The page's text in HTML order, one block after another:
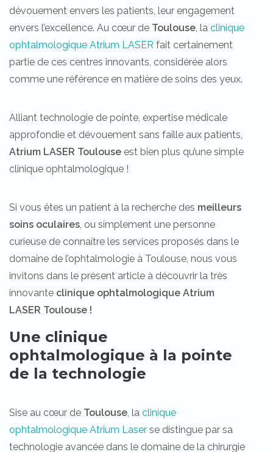
dévouement envers les patients, leur engagement
envers l’excellence. Au cœur de Toulouse, la clinique
ophtalmologique Atrium LASER fait certainement
partie de ces centres innovants, considérée alors
comme une référence en matière de soins des yeux.
Alliant technologie de pointe, expertise médicale
approfondie et dévouement sans faille aux patients,
Atrium LASER Toulouse est bien plus qu’une simple
clinique ophtalmologique !
Si vous êtes un patient à la recherche des meilleurs
soins oculaires, ou simplement une personne
curieuse de connaître les services proposés dans le
domaine de l’ophtalmologie à Toulouse, nous vous
invitons dans le présent article à découvrir la très
innovante clinique ophtalmologique Atrium
LASER Toulouse !
Une clinique
ophtalmologique à la pointe
de la technologie
Sise au cœur de Toulouse, la clinique
ophtalmologique Atrium Laser se distingue par sa
technologie avancée dans le domaine de la chirurgie